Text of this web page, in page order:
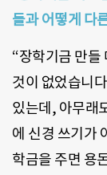
들과 어떻게 다
“장학기금 만들
것이 없었습니
있는데, 아무래
에 신경 쓰기가
학금을 주면 용